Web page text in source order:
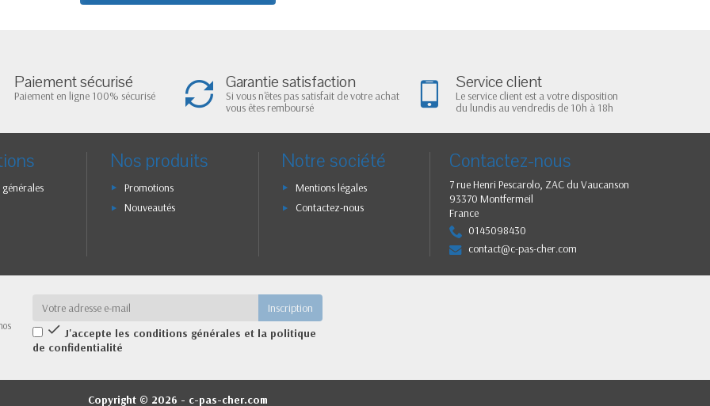
Paiement sécurisé
Paiement en ligne 100% sécurisé
Garantie satisfaction
Si vous n'êtes pas satisfait de votre achat
vous êtes remboursé
Service client
Le service client est a votre disposition
du lundis au vendredis de 10h à 18h
Nos produits
Promotions
Nouveautés
Notre société
Mentions légales
Contactez-nous
Contactez-nous
7 rue Henri Pescarolo, ZAC du Vaucanson
93370 Montfermeil
France
0145098430
contact@c-pas-cher.com
 J'accepte les conditions générales et la politique
de confidentialité
Copyright © 2026 - c-pas-cher.com